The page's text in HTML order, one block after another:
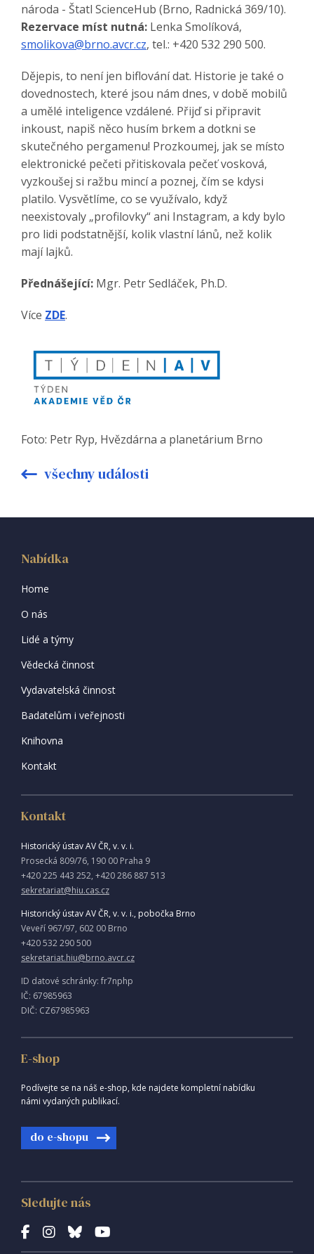
národa - Štatl ScienceHub (Brno, Radnická 369/10).
Rezervace míst nutná: Lenka Smolíková,
smolikova@brno.avcr.cz, tel.: +420 532 290 500.
Dějepis, to není jen biflování dat. Historie je také o
dovednostech, které jsou nám dnes, v době mobilů
a umělé inteligence vzdálené. Přijď si připravit
inkoust, napiš něco husím brkem a dotkni se
skutečného pergamenu! Prozkoumej, jak se místo
elektronické pečeti přitiskovala pečeť vosková,
vyzkoušej si ražbu mincí a poznej, čím se kdysi
platilo. Vysvětlíme, co se využívalo, když
neexistovaly „profilovky“ ani Instagram, a kdy bylo
pro lidi podstatnější, kolik vlastní lánů, než kolik
mají lajků.
Přednášející: Mgr. Petr Sedláček, Ph.D.
Více ZDE.
Foto: Petr Ryp, Hvězdárna a planetárium Brno
všechny události
Nabídka
Home
O nás
Lidé a týmy
Vědecká činnost
Vydavatelská činnost
Badatelům i veřejnosti
Knihovna
Kontakt
Kontakt
Historický ústav AV ČR, v. v. i.
Prosecká 809/76, 190 00 Praha 9
+420 225 443 252, +420 286 887 513
sekretariat@hiu.cas.cz
Historický ústav AV ČR, v. v. i., pobočka Brno
Veveří 967/97, 602 00 Brno
+420 532 290 500
sekretariat.hiu@brno.avcr.cz
ID datové schránky: fr7nphp
IČ: 67985963
DIČ: CZ67985963
E-shop
Podívejte se na náš e-shop, kde najdete kompletní nabídku
námi vydaných publikací.
do e-shopu
Sledujte nás